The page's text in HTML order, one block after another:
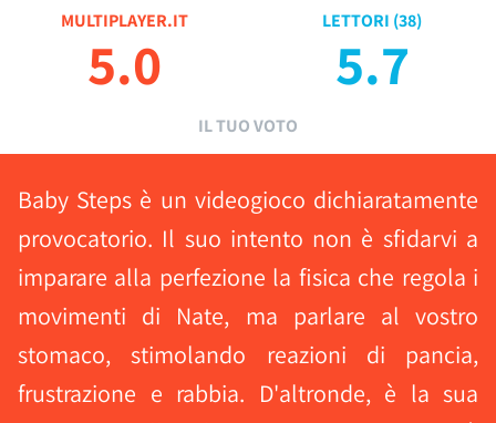
MULTIPLAYER.IT
5.0
LETTORI (38)
5.7
IL TUO VOTO
Baby Steps è un videogioco dichiaratamente
provocatorio. Il suo intento non è sfidarvi a
imparare alla perfezione la fisica che regola i
movimenti di Nate, ma parlare al vostro
stomaco, stimolando reazioni di pancia,
frustrazione e rabbia. D'altronde, è la sua